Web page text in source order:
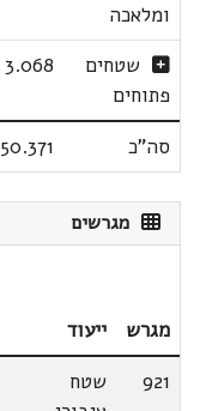
ומלאכה
שטחים
פתוחים
3.068
סה"כ 50.371
מגרשים
מגרש ייעוד
921
שטח